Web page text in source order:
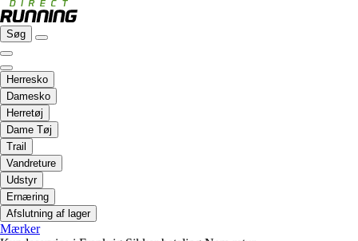
Søg
Herresko
Damesko
Herretøj
Dame Tøj
Trail
Vandreture
Udstyr
Ernæring
Afslutning af lager
Mærker